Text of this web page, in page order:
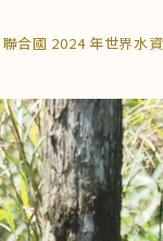
聯合國 2024 年世界水